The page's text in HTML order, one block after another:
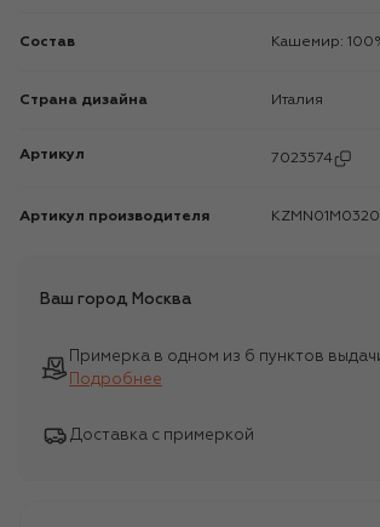
Состав Кашемир:
Страна дизайна Италия
Артикул 7023574
Артикул производителя
Ваш город Москва
Примерка в одном из 6 пунктов
Подробнее
Доставка с примеркой